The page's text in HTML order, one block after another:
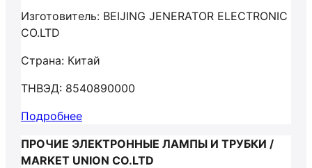
Изготовитель: BEIJING JENERATOR ELECTRONIC
CO.LTD
Страна: Китай
ТНВЭД: 8540890000
Подробнее
ПРОЧИЕ ЭЛЕКТРОННЫЕ ЛАМПЫ И ТРУБКИ /
MARKET UNION CO.LTD